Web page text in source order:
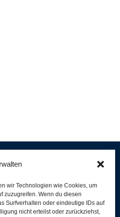
wir Technologien wie Cookies, um
zuzugreifen. Wenn du diesen
Surfverhalten oder eindeutige IDs auf
nicht erteilst oder zurückziehst,